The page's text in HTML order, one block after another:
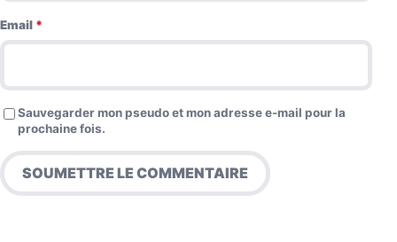
Email *
Sauvegarder mon pseudo et mon adresse e-mail pour la
prochaine fois.